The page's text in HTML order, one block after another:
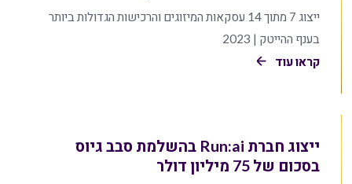
ייצוג 7 מתוך 14 עסקאות המיזוגים והרכישות הגדולות ביותר
בענף ההייטק | 2023
קראו עוד
ייצוג חברת Run:ai בהשלמת סבב גיוס
בסכום של 75 מיליון דולר